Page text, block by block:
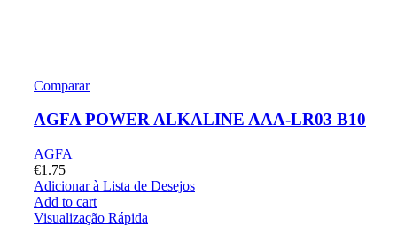
Comparar
AGFA POWER ALKALINE AAA-LR03 B10
AGFA
€1.75
Adicionar à Lista de Desejos
Add to cart
Visualização Rápida